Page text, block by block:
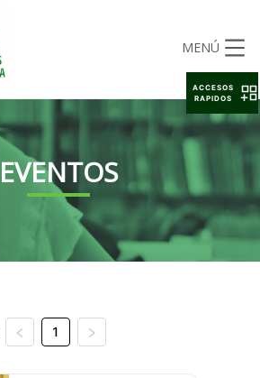
MENÚ
EVENTOS
1
ACCESOS
RAPIDOS